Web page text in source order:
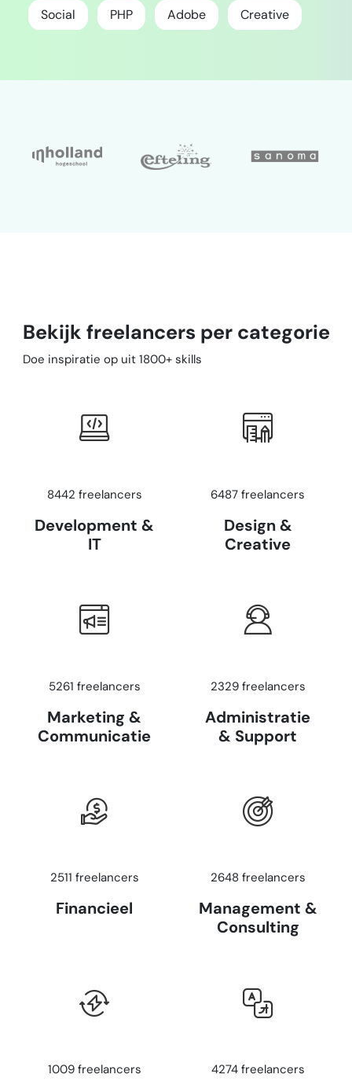
Social PHP Adobe Creative
Bekijk freelancers per categorie
Doe inspiratie op uit 1800+ skills
8442 freelancers
Development &
IT
6487 freelancers
Design &
Creative
5261 freelancers
Marketing &
Communicatie
2329 freelancers
Administratie
& Support
2511 freelancers
Financieel
2648 freelancers
Management &
Consulting
1009 freelancers 4274 freelancers